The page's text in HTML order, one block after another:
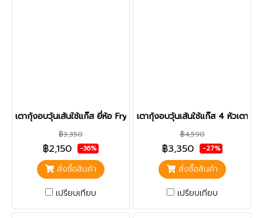
เตากุ้งอบวุ้นเส้นใช้แก๊ส ยี่ห้อ Fry King รุ่น FR-H2090
฿3,350
฿2,150 -36%
สั่งซื้อสินค้า
เปรียบเทียบ
เตากุ้งอบวุ้นเส้นใช้แก๊ส 4 หัวเตา
฿4,590
฿3,350 -27%
สั่งซื้อสินค้า
เปรียบเทียบ